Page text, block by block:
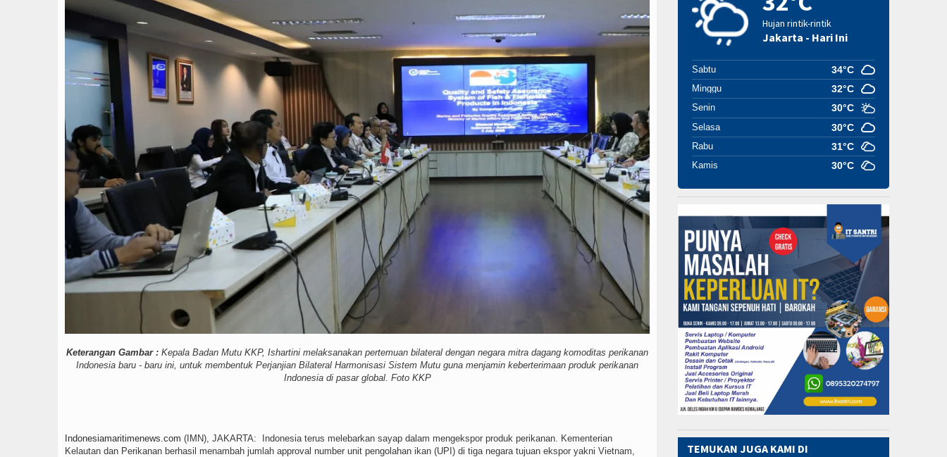
Keterangan Gambar : Kepala Badan Mutu KKP, Ishartini melaksanakan pertemuan bilateral dengan negara mitra dagang komoditas perikanan
Indonesia baru - baru ini, untuk membentuk Perjanjian Bilateral Harmonisasi Sistem Mutu guna menjamin keberterimaan produk perikanan
Indonesia di pasar global. Foto KKP
Indonesiamaritimenews.com (IMN), JAKARTA: Indonesia terus melebarkan sayap dalam mengekspor produk perikanan. Kementerian
Kelautan dan Perikanan berhasil menambah jumlah approval number unit pengolahan ikan (UPI) di tiga negara tujuan ekspor yakni Vietnam,
Hujan rintik-rintik
Jakarta - Hari Ini
Sabtu 34°C
Minggu 32°C
Senin 30°C
Selasa 30°C
Rabu 31°C
Kamis 30°C
TEMUKAN JUGA KAMI DI